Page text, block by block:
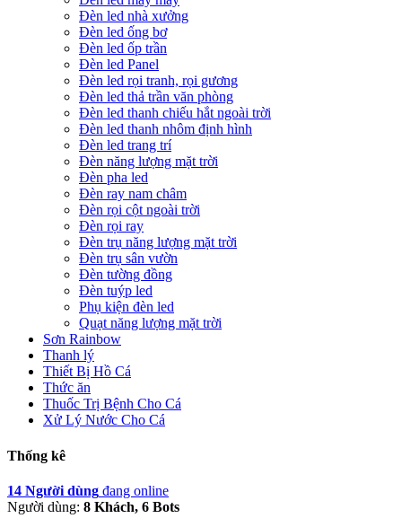
Đèn led nhà xưởng
Đèn led ống bơ
Đèn led ốp trần
Đèn led Panel
Đèn led rọi tranh, rọi gương
Đèn led thả trần văn phòng
Đèn led thanh chiếu hắt ngoài trời
Đèn led thanh nhôm định hình
Đèn led trang trí
Đèn năng lượng mặt trời
Đèn pha led
Đèn ray nam châm
Đèn rọi cột ngoài trời
Đèn rọi ray
Đèn trụ năng lượng mặt trời
Đèn trụ sân vườn
Đèn tường đồng
Đèn tuýp led
Phụ kiện đèn led
Quạt năng lượng mặt trời
Sơn Rainbow
Thanh lý
Thiết Bị Hồ Cá
Thức ăn
Thuốc Trị Bệnh Cho Cá
Xử Lý Nước Cho Cá
Thống kê
14 Người dùng đang online
Người dùng: 8 Khách, 6 Bots